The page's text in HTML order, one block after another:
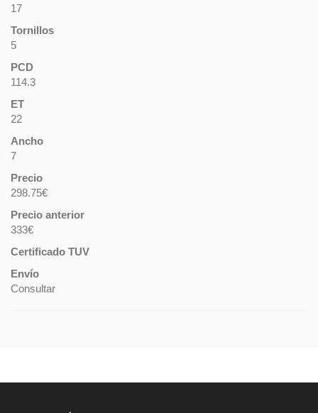
17
Tornillos
5
PCD
114.3
ET
22
Ancho
7
Precio
298.75€
Precio anterior
333€
Certificado TUV
Envío
Consultar